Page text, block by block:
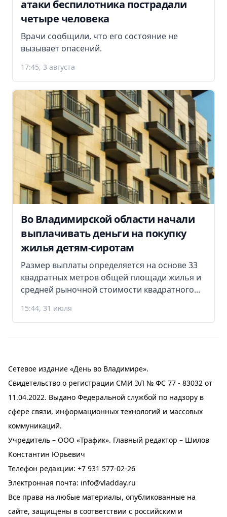
атаки беспилотника пострадали
четыре человека
Врачи сообщили, что его состояние не
вызывает опасений.
17:45, 3 августа
Во Владимирской области начали
выплачивать деньги на покупку
жилья детям-сиротам
Размер выплаты определяется на основе 33
квадратных метров общей площади жилья и
средней рыночной стоимости квадратного...
15:44, 31 июля
Сетевое издание «День во Владимире».
Свидетельство о регистрации СМИ ЭЛ № ФС 77 - 83032 от
11.04.2022. Выдано Федеральной службой по надзору в
сфере связи, информационных технологий и массовых
коммуникаций.
Учредитель – ООО «Трафик». Главный редактор – Шилов
Константин Юрьевич
Телефон редакции: +7 931 577-02-26
Электронная почта: info@vladday.ru
Все права на любые материалы, опубликованные на
сайте, защищены в соответствии с российским и